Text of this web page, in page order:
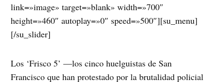
link=»image» target=»blank» width=»700″
height=»460″ autoplay=»0″ speed=»500″][su_menu]
[/su_slider]
Los ‘Frisco 5’ —los cinco huelguistas de San
Francisco que han protestado por la brutalidad policial